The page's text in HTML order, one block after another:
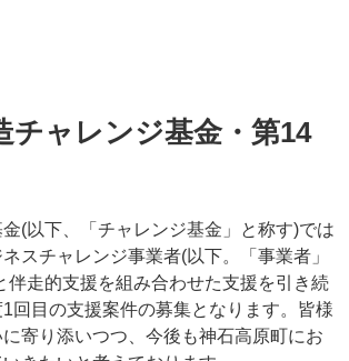
チャレンジ基金・第14
(以下、「チャレンジ基金」と称す)では
スチャレンジ事業者(以下。「事業者」
伴走的支援を組み合わせた支援を引き続
回目の支援案件の募集となります。皆様
寄り添いつつ、今後も神石高原町にお